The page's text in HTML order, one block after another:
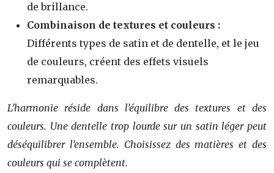
de brillance.
Combinaison de textures et couleurs :
Différents types de satin et de dentelle, et le jeu
de couleurs, créent des effets visuels
remarquables.
L’harmonie réside dans l’équilibre des textures et des
couleurs. Une dentelle trop lourde sur un satin léger peut
déséquilibrer l’ensemble. Choisissez des matières et des
couleurs qui se complètent.